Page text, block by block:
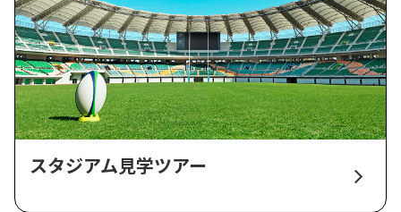
スタジアム見学ツアー